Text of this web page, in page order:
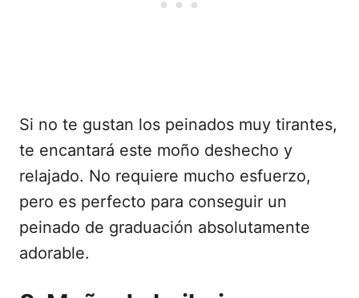
Si no te gustan los peinados muy tirantes,
te encantará este moño deshecho y
relajado. No requiere mucho esfuerzo,
pero es perfecto para conseguir un
peinado de graduación absolutamente
adorable.